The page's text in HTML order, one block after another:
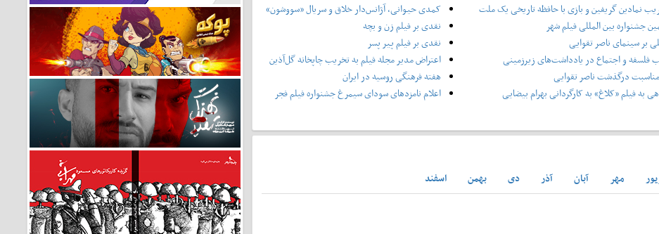
نمادین گریفین و بازی با حافظه تاریخی یک ملت
جشنواره بین المللی فیلم شهر
بر سینمای ناصر تقوایی
فلسفه و اجتماع در یادداشت‌های زیرزمینی
درگذشت ناصر تقوایی
به فیلم «کلاغ» به کارگردانی بهرام بیضایی
کمدی حیوانی، آژانس‌دار خلاق و سریال «سووشون»
نقدی بر فیلم زن و بچه
نقدی بر فیلم پیر پسر
اعتراض مدیر مجله فیلم به تخریب چاپخانه گل‌آذین
هفته فرهنگی روسیه در ایران
اعلام نامزدهای سودای سیمرغ جشنواره فیلم فجر
مهر آبان آذر دی بهمن
اسفند